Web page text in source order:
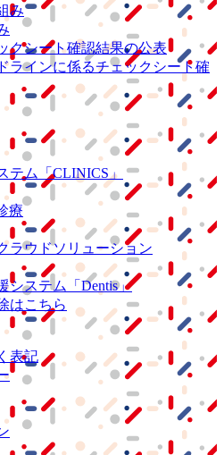
み
クシート確認結果の公表
ラインに係るチェックシート確
テム
「CLINICS」
療
ラウドソリューション
システム
「Dentis」
はこちら
表記